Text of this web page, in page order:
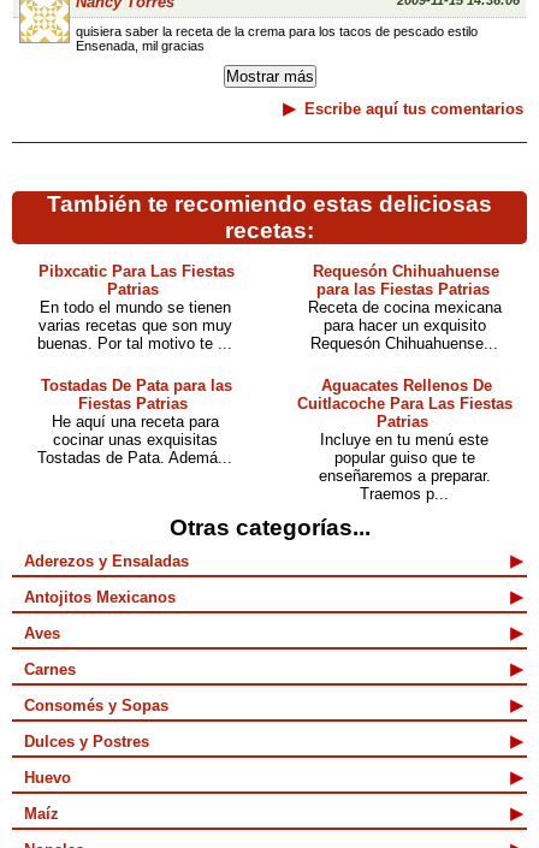
quisiera saber la receta de la crema para los tacos de pescado estilo
Ensenada, mil gracias
Escribe aquí tus comentarios
También te recomiendo estas deliciosas
recetas:
Pibxcatic Para Las Fiestas
Patrias
En todo el mundo se tienen
varias recetas que son muy
buenas. Por tal motivo te ...
Requesón Chihuahuense
para las Fiestas Patrias
Receta de cocina mexicana
para hacer un exquisito
Requesón Chihuahuense...
Tostadas De Pata para las
Fiestas Patrias
He aquí una receta para
cocinar unas exquisitas
Tostadas de Pata. Ademá...
Aguacates Rellenos De
Cuitlacoche Para Las Fiestas
Patrias
Incluye en tu menú este
popular guiso que te
enseñaremos a preparar.
Traemos p...
Otras categorías...
Aderezos y Ensaladas
Antojitos Mexicanos
Aves
Carnes
Consomés y Sopas
Dulces y Postres
Huevo
Maíz